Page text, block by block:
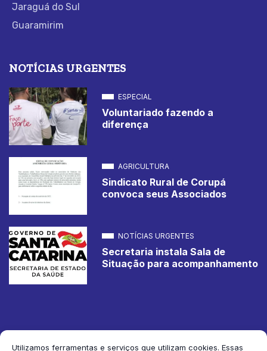
Utilizamos ferramentas e serviços que utilizam cookies. Essas
Jaraguá do Sul
Guaramirim
NOTÍCIAS URGENTES
ESPECIAL
Voluntariado fazendo a
diferença
AGRICULTURA
Sindicato Rural de Corupá
convoca seus Associados
NOTÍCIAS URGENTES
Secretaria instala Sala de
Situação para acompanhamento